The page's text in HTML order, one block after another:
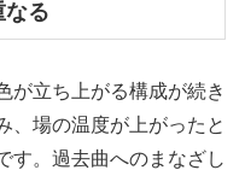
なる
が立ち上がる構成が続き
、場の温度が上がったと
す。過去曲へのまなざし